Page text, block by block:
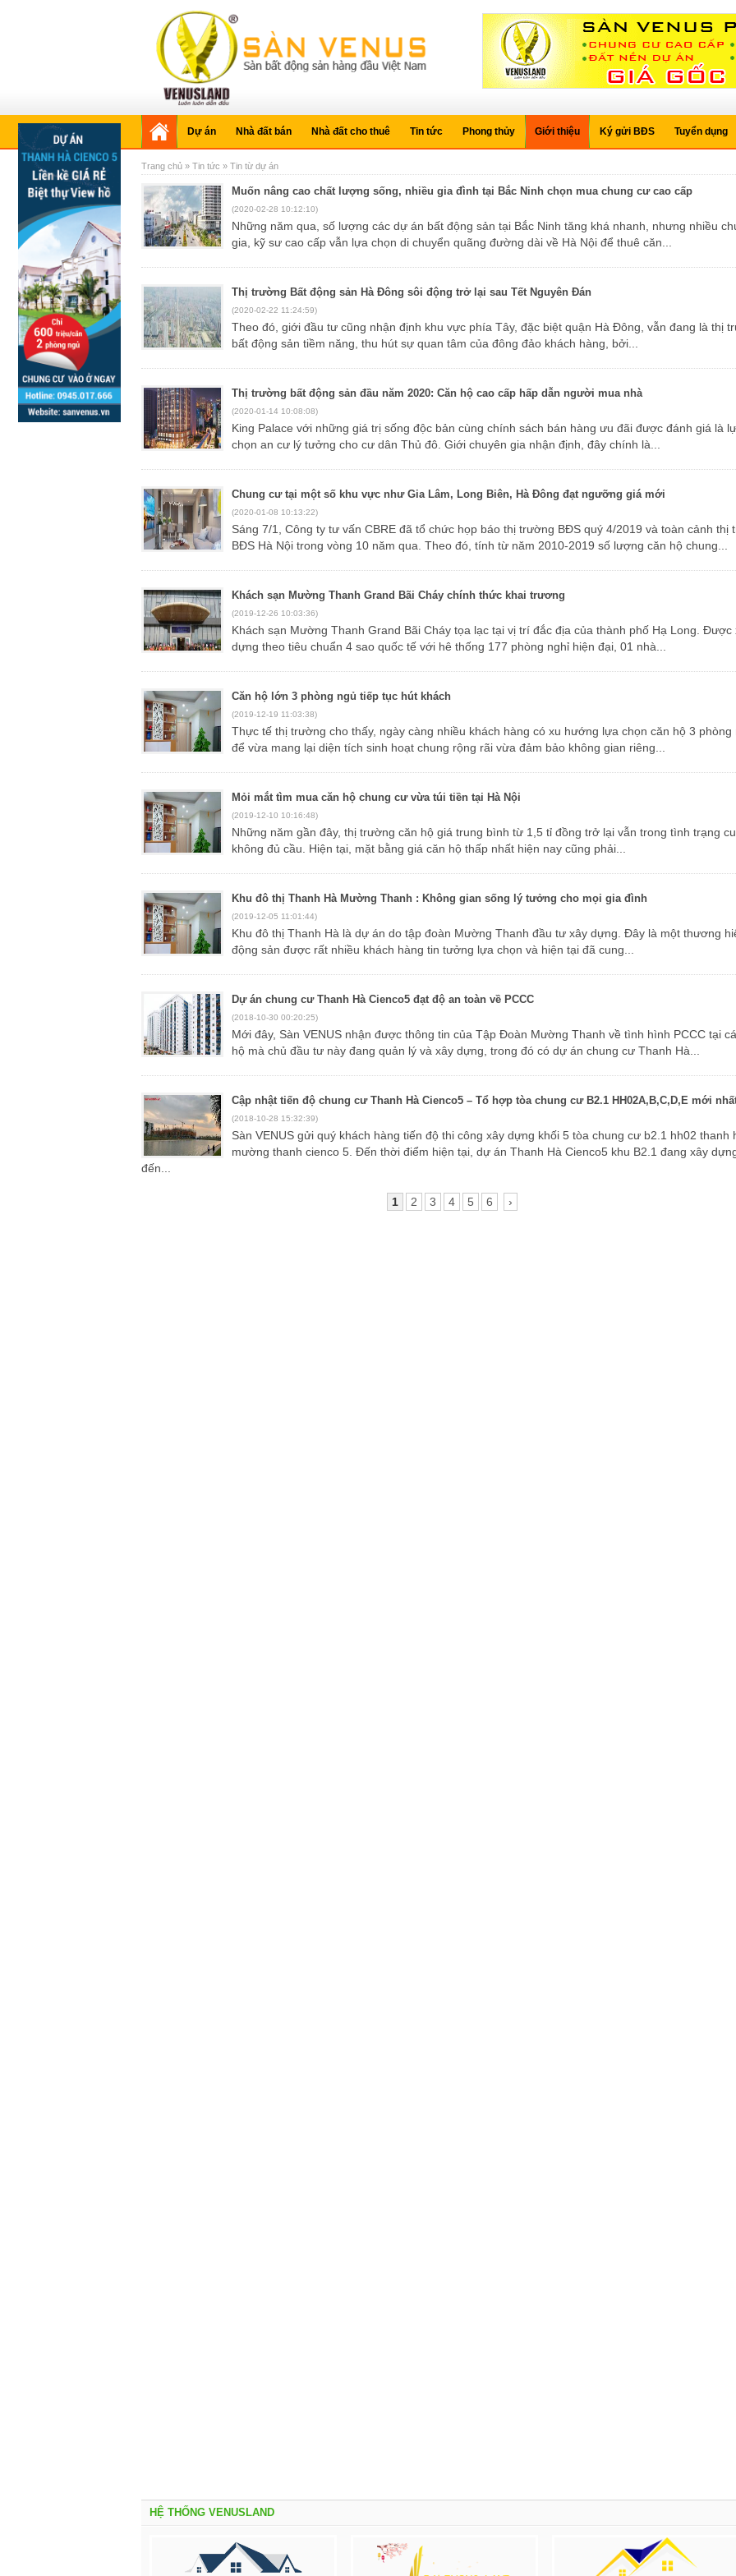
Dự án Nhà đất bán Nhà đất cho thuê Tin tức Phong thủy Giới thiệu Ký gửi BĐS Tuyển dụng
Trang chủ » Tin tức » Tin từ dự án
Muốn nâng cao chất lượng sống, nhiều gia đình tại Bắc Ninh chọn mua chung cư cao cấp
(2020-02-28 10:12:10)
Những năm qua, số lượng các dự án bất động sản tại Bắc Ninh tăng khá nhanh, nhưng nhiều chuyên
gia, kỹ sư cao cấp vẫn lựa chọn di chuyển quãng đường dài về Hà Nội để thuê căn...
Thị trường Bất động sản Hà Đông sôi động trở lại sau Tết Nguyên Đán
(2020-02-22 11:24:59)
Theo đó, giới đầu tư cũng nhận định khu vực phía Tây, đặc biệt quận Hà Đông, vẫn đang là thị trường
bất động sản tiềm năng, thu hút sự quan tâm của đông đảo khách hàng, bởi...
Thị trường bất động sản đầu năm 2020: Căn hộ cao cấp hấp dẫn người mua nhà
(2020-01-14 10:08:08)
King Palace với những giá trị sống độc bản cùng chính sách bán hàng ưu đãi được đánh giá là lựa
chọn an cư lý tưởng cho cư dân Thủ đô. Giới chuyên gia nhận định, đây chính là...
Chung cư tại một số khu vực như Gia Lâm, Long Biên, Hà Đông đạt ngưỡng giá mới
(2020-01-08 10:13:22)
Sáng 7/1, Công ty tư vấn CBRE đã tổ chức họp báo thị trường BĐS quý 4/2019 và toàn cảnh thị trường
BĐS Hà Nội trong vòng 10 năm qua. Theo đó, tính từ năm 2010-2019 số lượng căn hộ chung...
Khách sạn Mường Thanh Grand Bãi Cháy chính thức khai trương
(2019-12-26 10:03:36)
Khách sạn Mường Thanh Grand Bãi Cháy tọa lạc tại vị trí đắc địa của thành phố Hạ Long. Được xây
dựng theo tiêu chuẩn 4 sao quốc tế với hê thống 177 phòng nghỉ hiện đại, 01 nhà...
Căn hộ lớn 3 phòng ngủ tiếp tục hút khách
(2019-12-19 11:03:38)
Thực tế thị trường cho thấy, ngày càng nhiều khách hàng có xu hướng lựa chọn căn hộ 3 phòng ngủ
để vừa mang lại diện tích sinh hoạt chung rộng rãi vừa đảm bảo không gian riêng...
Mỏi mắt tìm mua căn hộ chung cư vừa túi tiền tại Hà Nội
(2019-12-10 10:16:48)
Những năm gần đây, thị trường căn hộ giá trung bình từ 1,5 tỉ đồng trở lại vẫn trong tình trạng cung
không đủ cầu. Hiện tại, mặt bằng giá căn hộ thấp nhất hiện nay cũng phải...
Khu đô thị Thanh Hà Mường Thanh : Không gian sống lý tưởng cho mọi gia đình
(2019-12-05 11:01:44)
Khu đô thị Thanh Hà là dự án do tập đoàn Mường Thanh đầu tư xây dựng. Đây là một thương hiệu bất
động sản được rất nhiều khách hàng tin tưởng lựa chọn và hiện tại đã cung...
Dự án chung cư Thanh Hà Cienco5 đạt độ an toàn về PCCC
(2018-10-30 00:20:25)
Mới đây, Sàn VENUS nhận được thông tin của Tập Đoàn Mường Thanh về tình hình PCCC tại các căn
hộ mà chủ đầu tư này đang quản lý và xây dựng, trong đó có dự án chung cư Thanh Hà...
Cập nhật tiến độ chung cư Thanh Hà Cienco5 – Tổ hợp tòa chung cư B2.1 HH02A,B,C,D,E mới
(2018-10-28 15:32:39)
Sàn VENUS gửi quý khách hàng tiến độ thi công xây dựng khối 5 tòa chung cư b2.1 hh02 thanh hà
mường thanh cienco 5. Đến thời điểm hiện tại, dự án Thanh Hà Cienco5 khu B2.1 đang xây
đến...
1 2 3 4 5 6 ›
HỆ THỐNG VENUSLAND